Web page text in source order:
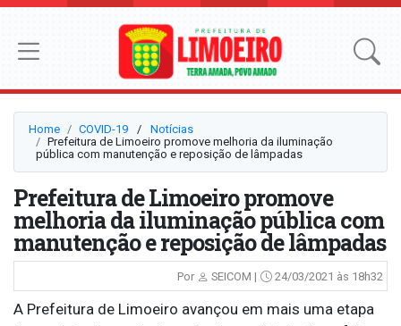
Home COVID-19 ⠀/⠀ Notícias
Prefeitura de Limoeiro promove melhoria da iluminação
pública com manutenção e reposição de lâmpadas
Prefeitura de Limoeiro promove
melhoria da iluminação pública com
manutenção e reposição de lâmpadas
Por SEICOM | 24/03/2021 às 18h32
A Prefeitura de Limoeiro avançou em mais uma etapa